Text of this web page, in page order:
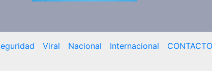
Viral Nacional Internacional
CONTACTO